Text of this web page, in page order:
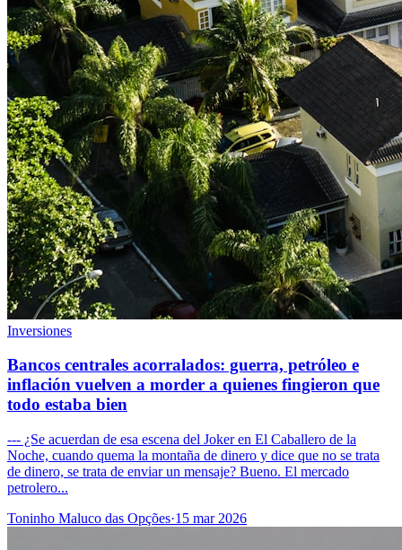
Inversiones
Bancos centrales acorralados: guerra, petróleo e
inflación vuelven a morder a quienes fingieron que
todo estaba bien
--- ¿Se acuerdan de esa escena del Joker en El Caballero de la
Noche, cuando quema la montaña de dinero y dice que no se trata
de dinero, se trata de enviar un mensaje? Bueno. El mercado
petrolero...
Toninho Maluco das Opções·15 mar 2026